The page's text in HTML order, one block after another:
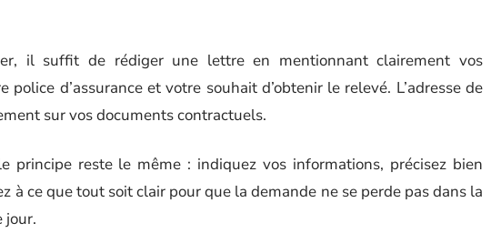
il suffit de rédiger une lettre en mentionnant clairement vos
d’assurance et votre souhait d’obtenir le relevé. L’adresse de
sur vos documents contractuels.
principe reste le même : indiquez vos informations, précisez bien
à ce que tout soit clair pour que la demande ne se perde pas dans la
jour.